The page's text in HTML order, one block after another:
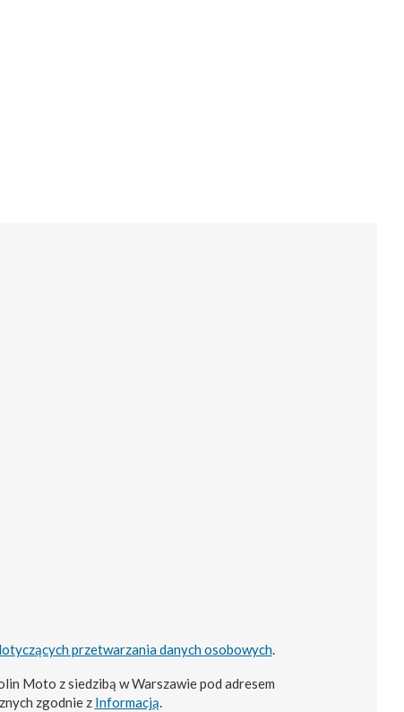
przetwarzania danych osobowych.
Moto z siedzibą w Warszawie pod adresem
zgodnie z Informacją.